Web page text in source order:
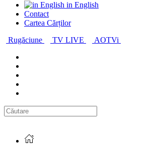
in English
Contact
Cartea Cărților
Rugăciune
TV LIVE AOTVi